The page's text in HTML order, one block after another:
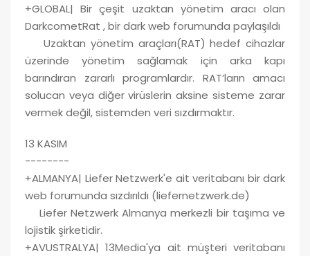
+GLOBAL| Bir çeşit uzaktan yönetim aracı olan
DarkcometRat , bir dark web forumunda paylaşıldı
Uzaktan yönetim araçları(RAT) hedef cihazlar
üzerinde yönetim sağlamak için arka kapı
barındıran zararlı programlardır. RAT’ların amacı
solucan veya diğer virüslerin aksine sisteme zarar
vermek değil, sistemden veri sızdırmaktır.
13 KASIM
--------
+ALMANYA| Liefer Netzwerk'e ait veritabanı bir dark
web forumunda sızdırıldı (liefernetzwerk.de)
Liefer Netzwerk Almanya merkezli bir taşıma ve
lojistik şirketidir.
+AVUSTRALYA| 13Media'ya ait müşteri veritabanı